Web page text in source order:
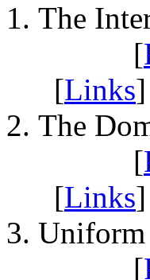
The
[
[Links]
The
[
[Links]
Uniform
[